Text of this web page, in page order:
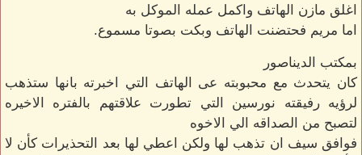
اغلق مازن الهاتف واكمل عمله الموكل به
اما مريم فحتضنت الهاتف وبكت بصوتا مسموع.
بمكتب الديناصور
كان يتحدث مع محبوبته عى الهاتف التي اخبرته بانها ستذهب
لرؤيه رفيقته نورسين التي تطورت علاقتهم بالفتره الاخيره
لتصبح من الصداقه الي الاخوه
فوافق سيف ان تذهب لها ولكن اعطي لها بعد التحذيرات كأن لا